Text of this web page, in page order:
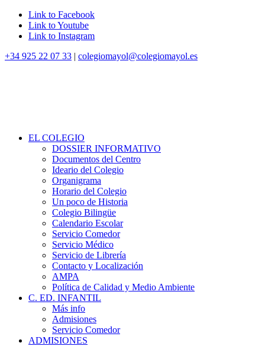
Link to Facebook
Link to Youtube
Link to Instagram
+34 925 22 07 33 | colegiomayol@colegiomayol.es
EL COLEGIO
DOSSIER INFORMATIVO
Documentos del Centro
Ideario del Colegio
Organigrama
Horario del Colegio
Un poco de Historia
Colegio Bilingüe
Calendario Escolar
Servicio Comedor
Servicio Médico
Servicio de Librería
Contacto y Localización
AMPA
Política de Calidad y Medio Ambiente
C. ED. INFANTIL
Más info
Admisiones
Servicio Comedor
ADMISIONES